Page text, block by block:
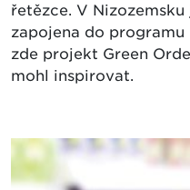
řetězce. V
zapojena do programu
zde projekt Green
mohl inspirovat.